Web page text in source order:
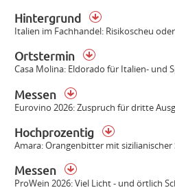
Hintergrund
Italien im Fachhandel: Risikoscheu
Ortstermin
Casa Molina: Eldorado für Italien- und
Messen
Eurovino 2026: Zuspruch für dritte
Hochprozentig
Amara: Orangenbitter mit sizilianischer
Messen
ProWein 2026: Viel Licht - und örtlich